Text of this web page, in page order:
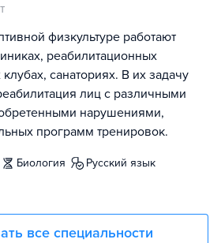
физкультуре работают
реабилитационных
санаториях. В их задачу
лиц с различными
нарушениями,
программ тренировок.
биология
русский язык
все специальности